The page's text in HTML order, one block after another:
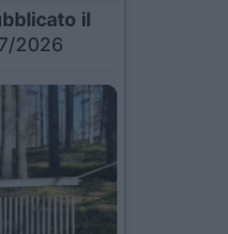
il
2026